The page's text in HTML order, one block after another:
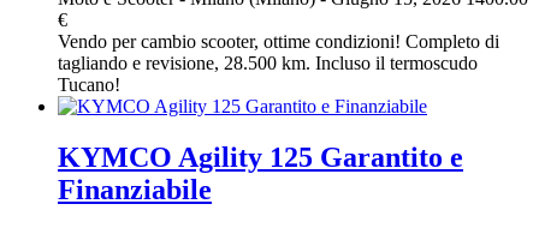
€
Vendo per cambio scooter, ottime condizioni! Completo di
tagliando e revisione, 28.500 km. Incluso il termoscudo
Tucano!
KYMCO Agility 125 Garantito e
Finanziabile